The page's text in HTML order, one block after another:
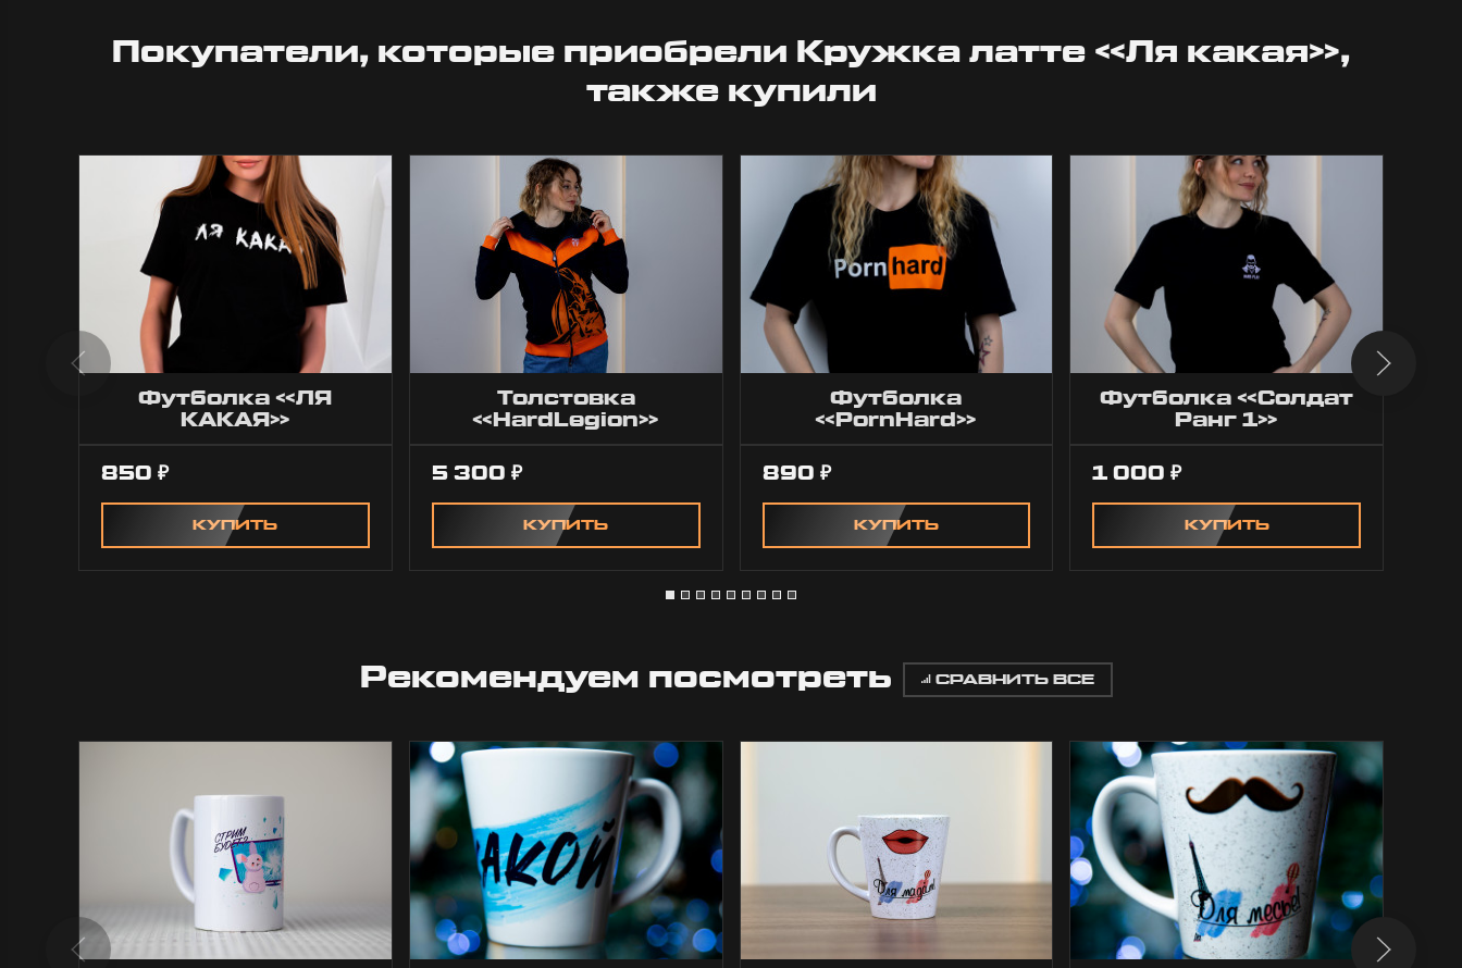
Покупатели, которые приобрели Кружка латте «Ля какая»,
также купили
Футболка «ЛЯ
КАКАЯ»
850 ₽
КУПИТЬ
Толстовка
«HardLegion»
синяя
5 300 ₽
КУПИТЬ
Футболка
«PornHard»
890 ₽
КУПИТЬ
Футболка «Солдат
Ранг 1»
1 000₽
КУПИТЬ
Рекомендуем посмотреть СРАВНИТЬ ВСЕ